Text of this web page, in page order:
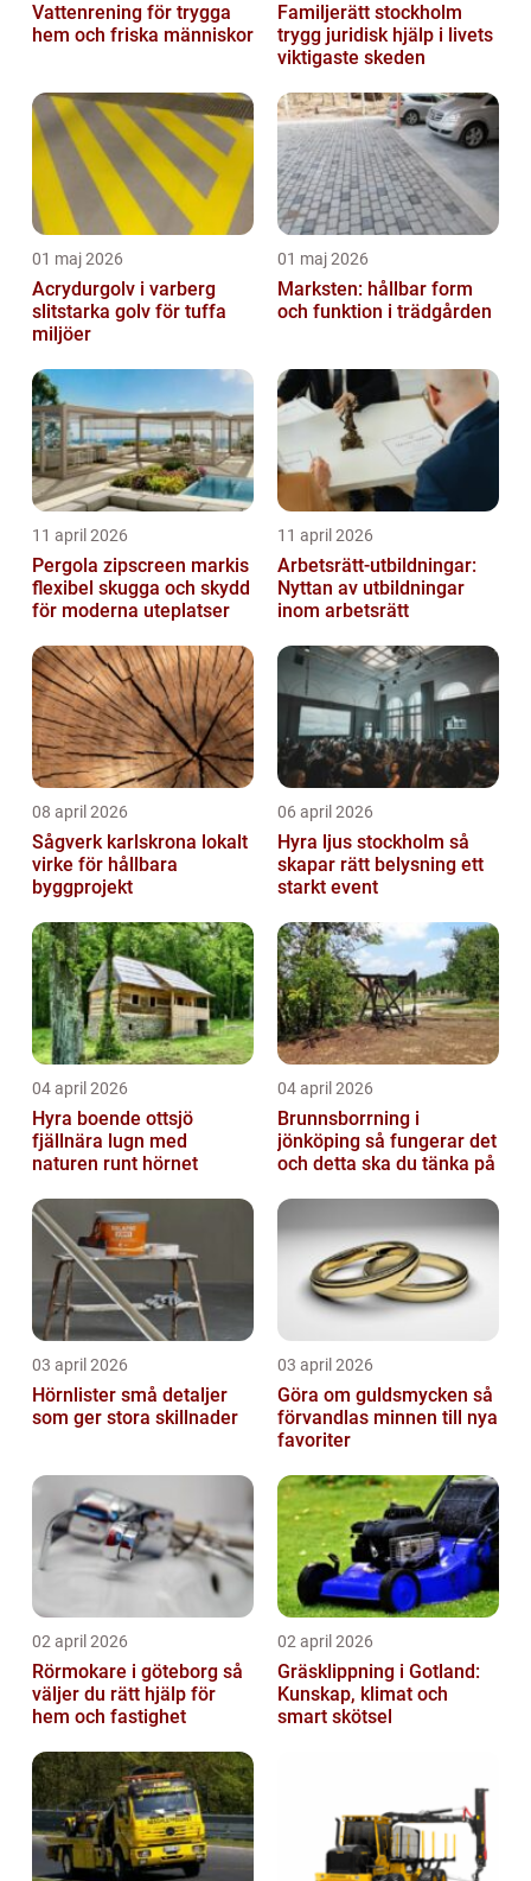
Vattenrening för trygga
hem och friska människor
Familjerätt stockholm
trygg juridisk hjälp i livets
viktigaste skeden
01 maj 2026
Acrydurgolv i varberg
slitstarka golv för tuffa
miljöer
01 maj 2026
Marksten: hållbar form
och funktion i trädgården
11 april 2026
Pergola zipscreen markis
flexibel skugga och skydd
för moderna uteplatser
11 april 2026
Arbetsrätt-utbildningar:
Nyttan av utbildningar
inom arbetsrätt
08 april 2026
Sågverk karlskrona lokalt
virke för hållbara
byggprojekt
06 april 2026
Hyra ljus stockholm så
skapar rätt belysning ett
starkt event
04 april 2026
Hyra boende ottsjö
fjällnära lugn med
naturen runt hörnet
04 april 2026
Brunnsborrning i
jönköping så fungerar det
och detta ska du tänka på
03 april 2026
Hörnlister små detaljer
som ger stora skillnader
03 april 2026
Göra om guldsmycken så
förvandlas minnen till nya
favoriter
02 april 2026
Rörmokare i göteborg så
väljer du rätt hjälp för
hem och fastighet
02 april 2026
Gräsklippning i Gotland:
Kunskap, klimat och
smart skötsel